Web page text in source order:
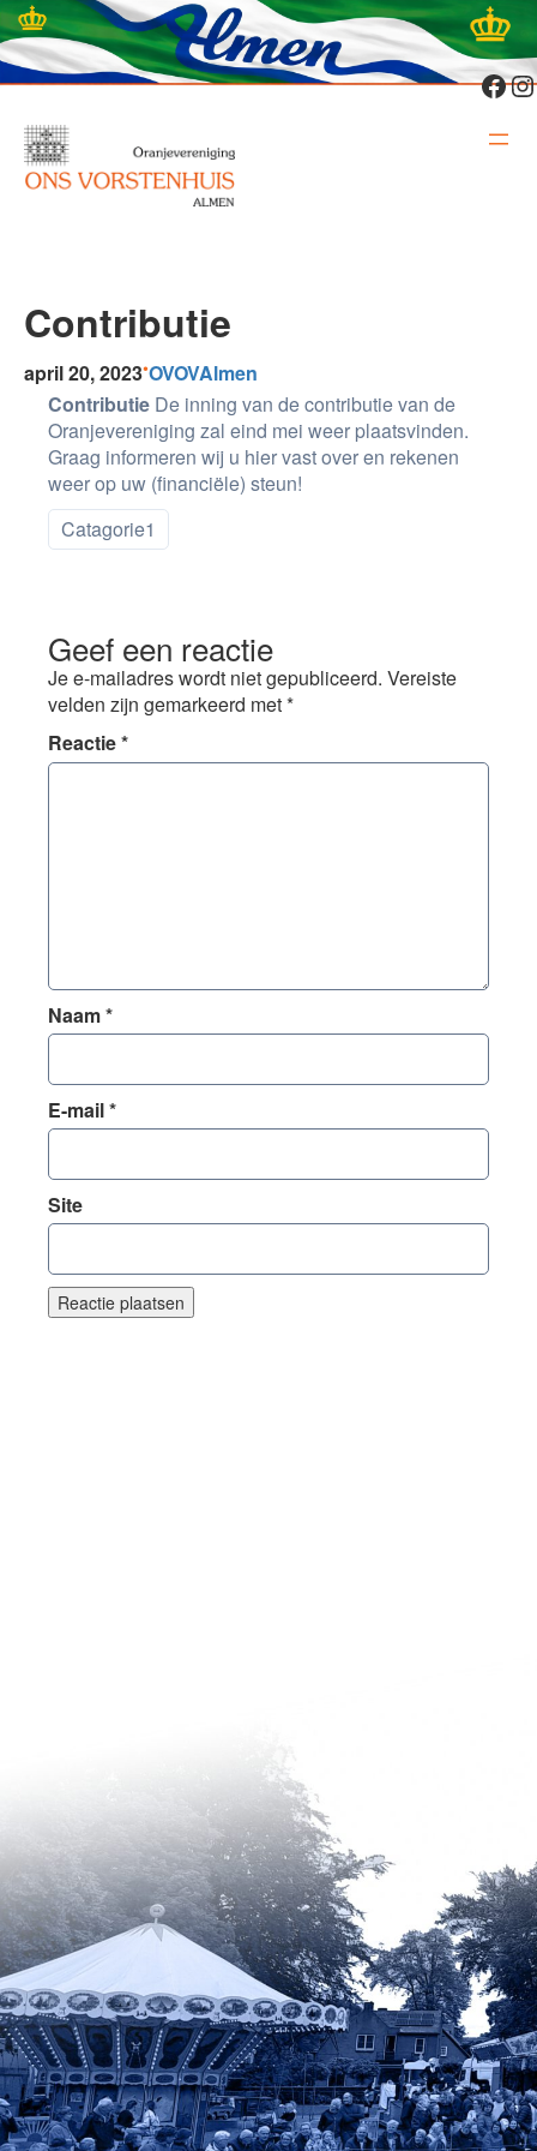
Ga
naar
de
inhoud
Contributie
april 20, 2023•OVOVAlmen
Contributie De inning van de contributie van de
Oranjevereniging zal eind mei weer plaatsvinden.
Graag informeren wij u hier vast over en rekenen
weer op uw (financiële) steun!
Catagorie1
Geef een reactie
Je e-mailadres wordt niet gepubliceerd. Vereiste
velden zijn gemarkeerd met*
Reactie*
Naam*
E-mail*
Site